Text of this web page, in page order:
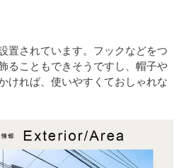
置されています。フックなどをつ
ることもできそうですし、帽子や
ければ、使いやすくておしゃれな